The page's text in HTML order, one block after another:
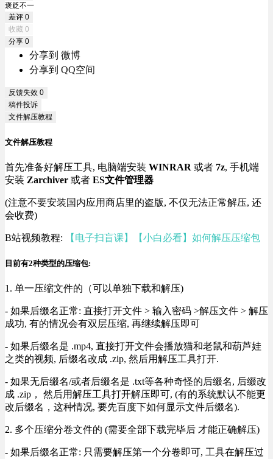
褒贬不一
差评 0
收藏 0
分享 0
分享到 微博
分享到 QQ空间
反馈失效 0
稿件投诉
文件解压教程
文件解压教程
首先准备好解压工具, 电脑端安装 WINRAR 或者 7z, 手机端
安装 Zarchiver 或者 ES文件管理器
(注意不要安装国内应用商店里的盗版, 不仅无法正常解压, 还
会收费)
B站视频教程: 【电子扫盲课】【小白必看】如何解压压缩包
目前有2种类型的压缩包:
1. 单一压缩文件的（可以单独下载和解压)
- 如果后缀名正常: 直接打开文件 > 输入密码 >解压文件 > 解压
成功, 有的情况会有双层压缩, 再继续解压即可
- 如果后缀名是 .mp4, 直接打开文件会播放猫和老鼠和葫芦娃
之类的视频, 后缀名改成 .zip, 然后用解压工具打开.
- 如果无后缀名/或者后缀名是 .txt等各种奇怪的后缀名, 后缀改
成 .zip， 然后用解压工具打开解压即可, (有的系统默认不能更
改后缀名，这种情况, 要先百度下如何显示文件后缀名).
2. 多个压缩分卷文件的 (需要全部下载完毕后 才能正确解压)
- 如果后缀名正常: 只需要解压第一个分卷即可, 工具在解压过